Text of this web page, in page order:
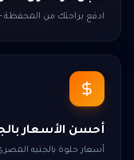
ادفع براحتك من المحفظة
أحسن الأسعار
أسعار حلوة بالجنيه